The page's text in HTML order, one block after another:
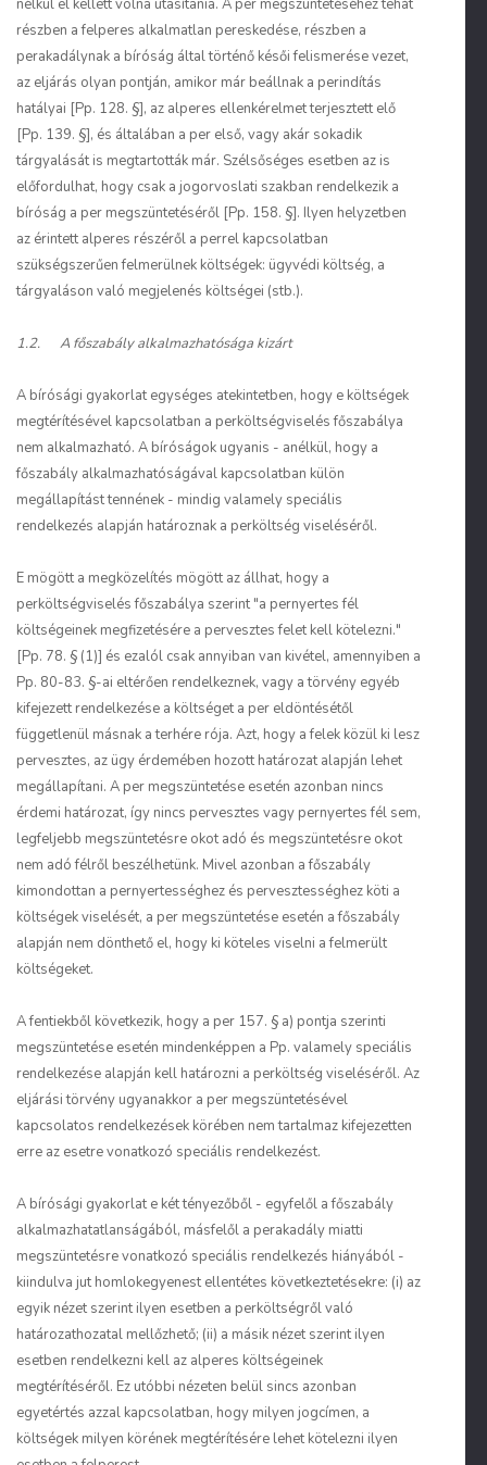
nélkül el kellett volna utasítania. A per megszüntetéséhez tehát
részben a felperes alkalmatlan pereskedése, részben a
perakadálynak a bíróság által történő késői felismerése vezet,
az eljárás olyan pontján, amikor már beállnak a perindítás
hatályai [Pp. 128. §], az alperes ellenkérelmet terjesztett elő
[Pp. 139. §], és általában a per első, vagy akár sokadik
tárgyalását is megtartották már. Szélsőséges esetben az is
előfordulhat, hogy csak a jogorvoslati szakban rendelkezik a
bíróság a per megszüntetéséről [Pp. 158. §]. Ilyen helyzetben
az érintett alperes részéről a perrel kapcsolatban
szükségszerűen felmerülnek költségek: ügyvédi költség, a
tárgyaláson való megjelenés költségei (stb.).
1.2. A főszabály alkalmazhatósága kizárt
A bírósági gyakorlat egységes atekintetben, hogy e költségek
megtérítésével kapcsolatban a perköltségviselés főszabálya
nem alkalmazható. A bíróságok ugyanis - anélkül, hogy a
főszabály alkalmazhatóságával kapcsolatban külön
megállapítást tennének - mindig valamely speciális
rendelkezés alapján határoznak a perköltség viseléséről.
E mögött a megközelítés mögött az állhat, hogy a
perköltségviselés főszabálya szerint "a pernyertes fél
költségeinek megfizetésére a pervesztes felet kell kötelezni."
[Pp. 78. § (1)] és ezalól csak annyiban van kivétel, amennyiben a
Pp. 80-83. §-ai eltérően rendelkeznek, vagy a törvény egyéb
kifejezett rendelkezése a költséget a per eldöntésétől
függetlenül másnak a terhére rója. Azt, hogy a felek közül ki lesz
pervesztes, az ügy érdemében hozott határozat alapján lehet
megállapítani. A per megszüntetése esetén azonban nincs
érdemi határozat, így nincs pervesztes vagy pernyertes fél sem,
legfeljebb megszüntetésre okot adó és megszüntetésre okot
nem adó félről beszélhetünk. Mivel azonban a főszabály
kimondottan a pernyertességhez és pervesztességhez köti a
költségek viselését, a per megszüntetése esetén a főszabály
alapján nem dönthető el, hogy ki köteles viselni a felmerült
költségeket.
A fentiekből következik, hogy a per 157. § a) pontja szerinti
megszüntetése esetén mindenképpen a Pp. valamely speciális
rendelkezése alapján kell határozni a perköltség viseléséről. Az
eljárási törvény ugyanakkor a per megszüntetésével
kapcsolatos rendelkezések körében nem tartalmaz kifejezetten
erre az esetre vonatkozó speciális rendelkezést.
A bírósági gyakorlat e két tényezőből - egyfelől a főszabály
alkalmazhatatlanságából, másfelől a perakadály miatti
megszüntetésre vonatkozó speciális rendelkezés hiányából -
kiindulva jut homlokegyenest ellentétes következtetésekre: (i) az
egyik nézet szerint ilyen esetben a perköltségről való
határozathozatal mellőzhető; (ii) a másik nézet szerint ilyen
esetben rendelkezni kell az alperes költségeinek
megtérítéséről. Ez utóbbi nézeten belül sincs azonban
egyetértés azzal kapcsolatban, hogy milyen jogcímen, a
költségek milyen körének megtérítésére lehet kötelezni ilyen